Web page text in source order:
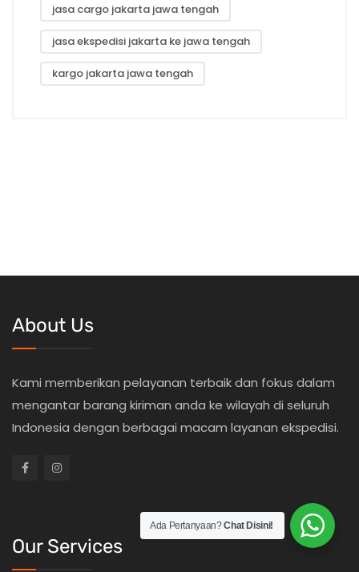
jasa cargo jakarta jawa tengah
jasa ekspedisi jakarta ke jawa tengah
kargo jakarta jawa tengah
About Us
Kami memberikan pelayanan terbaik dan fokus dalam
mengantar barang kiriman anda ke wilayah di seluruh
Indonesia dengan berbagai macam layanan ekspedisi.
Our Services
Ada Pertanyaan?Chat Disini!